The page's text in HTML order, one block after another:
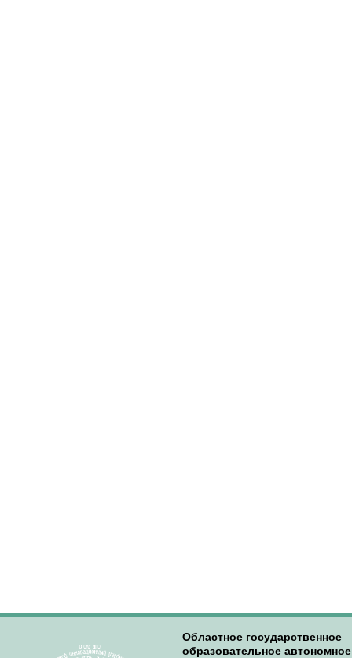
Областное государственное
образовательное автономное